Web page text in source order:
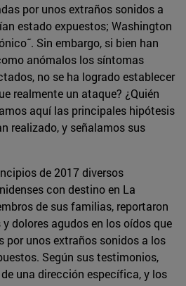
por unos extraños sonidos a
estado expuestos; Washington
Sin embargo, si bien han
anómalos los síntomas
no se ha logrado establecer
realmente un ataque? ¿Quién
aquí las principales hipótesis
realizado, y señalamos sus
de 2017 diversos
con destino en La
de sus familias, reportaron
dolores agudos en los oídos que
por unos extraños sonidos a los
Según sus testimonios,
una dirección específica, y los